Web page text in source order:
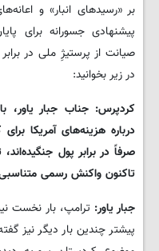
پیشنهادی جسورانه برای
صیانت از پرستیژِ ملی در
در زیر بخوانید:
کردپرس: جناب جبار یاور،
درباره هزینه‌های آمریکا
صرفاً در برابر پول
تاکنون واکنش رسمی
جبار یاور: ترامپ، بار نخست
پیشتر چندین بار دیگر نیز